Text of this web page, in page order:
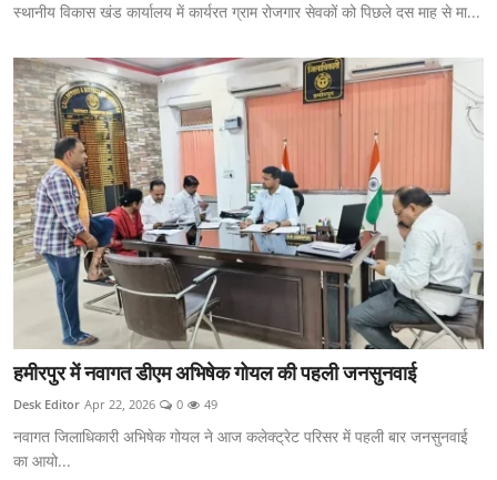
स्थानीय विकास खंड कार्यालय में कार्यरत ग्राम रोजगार सेवकों को पिछले दस माह से मा...
हमीरपुर में नवागत डीएम अभिषेक गोयल की पहली जनसुनवाई
Desk Editor Apr 22, 2026 0 49
नवागत जिलाधिकारी अभिषेक गोयल ने आज कलेक्ट्रेट परिसर में पहली बार जनसुनवाई
का आयो...